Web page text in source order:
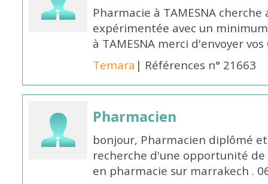
Pharmacie à TAMESNA
expérimentée avec un
à TAMESNA merci d'envoyer
Temara | Références n° 21663
Pharmacien
bonjour, Pharmacien diplômé
recherche d'une opportunité
en pharmacie sur marrakech .